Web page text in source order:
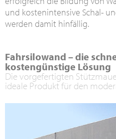
und kostenintensive Schal-
werden damit hinfällig.
Fahrsilowand – die
kostengünstige Lösung
Die vorgefertigten
ideale Produkt für den